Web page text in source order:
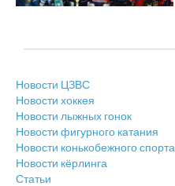
Новости ЦЗВС
Новости хоккея
Новости лыжных гонок
Новости фигурного катания
Новости конькобежного спорта
Новости кёрлинга
Статьи